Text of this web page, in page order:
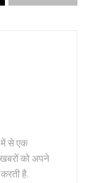
में से एक
को अपने
है.